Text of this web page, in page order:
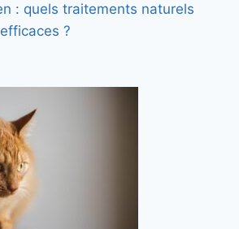
: quels traitements naturels
?